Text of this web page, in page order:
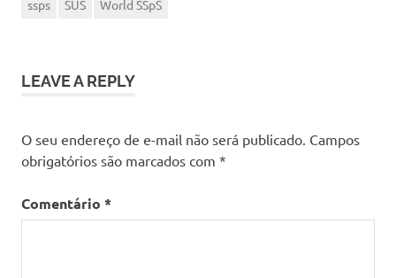
ssps
SUS World SSpS
LEAVE A REPLY
O seu endereço de e-mail não será publicado. Campos
obrigatórios são marcados com *
Comentário *